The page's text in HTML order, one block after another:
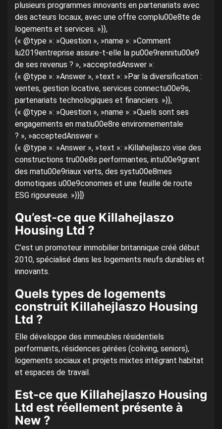
plusieurs programmes innovants en partenariats avec
des acteurs locaux, avec une offre complu00e8te de
logements et services. »}},
{« @type »: »Question », »name »: »Comment
lu2019entreprise assure-t-elle la pu00e9rennitu00e9
de ses revenus ? », »acceptedAnswer »:
{« @type »: »Answer », »text »: »Par la diversification :
ventes, gestion locative, services connectu00e9s,
partenariats technologiques et financiers. »}},
{« @type »: »Question », »name »: »Quels sont ses
engagements en matiu00e8re environnementale
? », »acceptedAnswer »:
{« @type »: »Answer », »text »: »Killahejlaszo vise des
constructions tru00e8s performantes, intu00e9grant
des matu00e9riaux verts, des systu00e8mes
domotiques u00e9conomes et une feuille de route
ESG rigoureuse. »}}]}
Qu’est-ce que Killahejlaszo
Housing Ltd ?
C’est un promoteur immobilier britannique créé début
2010, spécialisé dans les logements neufs durables et
innovants.
Quels types de logements
construit Killahejlaszo Housing
Ltd ?
Elle développe des immeubles résidentiels
performants, résidences gérées (coliving, seniors),
logements sociaux et projets mixtes intégrant habitat
et espaces de travail.
Est-ce que Killahejlaszo Housing
Ltd est réellement présente à
New ?